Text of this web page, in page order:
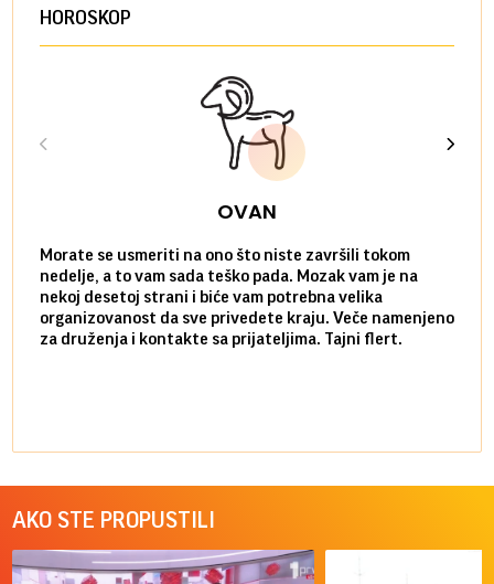
HOROSKOP
OVAN
Morate se usmeriti na ono što niste završili tokom
nedelje, a to vam sada teško pada. Mozak vam je na
nekoj desetoj strani i biće vam potrebna velika
organizovanost da sve privedete kraju. Veče namenjeno
za druženja i kontakte sa prijateljima. Tajni flert.
AKO STE PROPUSTILI